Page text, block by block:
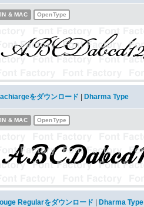
& MAC OpenType
をダウンロード Dharma Type
& MAC OpenType
Regularをダウンロード Dharma Type